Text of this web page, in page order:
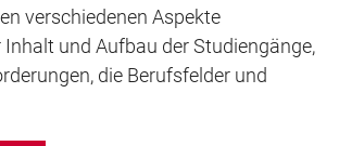
verschiedenen Aspekte
Inhalt und Aufbau der Studiengänge,
die Berufsfelder und